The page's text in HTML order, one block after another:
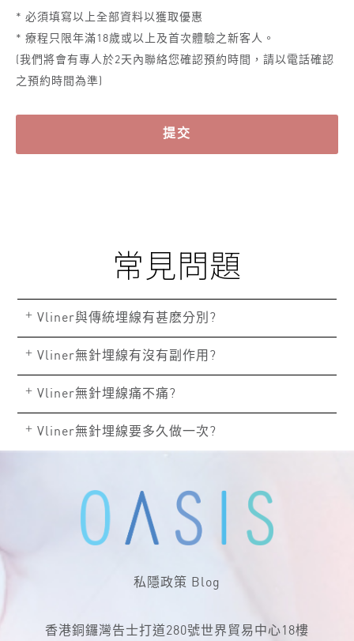
* 必須填寫以上全部資料以獲取優惠
* 療程只限年滿18歲或以上及首次體驗之新客人。
(我們將會有專人於2天內聯絡您確認預約時間，請以電話確認
之預約時間為準)
提交
常見問題
+ Vliner與傳統埋線有甚麽分別?
+ Vliner無針埋線有沒有副作用?
+ Vliner無針埋線痛不痛?
+ Vliner無針埋線要多久做一次?
私隱政策 Blog
香港銅鑼灣告士打道280號世界貿易中心18樓